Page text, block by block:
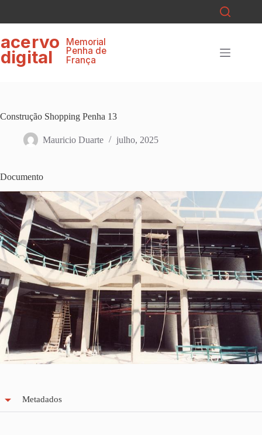
o
Memorial
Penha de
França
acervo
digital
Construção Shopping Penha 13
Mauricio Duarte julho, 2025
Documento
Metadados